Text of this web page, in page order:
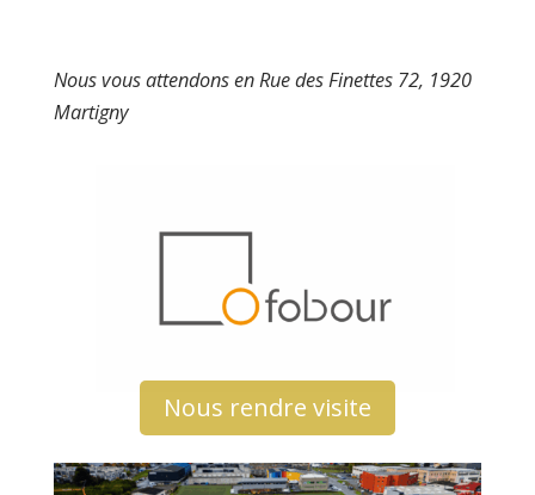
Nous vous attendons en Rue des Finettes 72, 1920
Martigny
Nous rendre visite